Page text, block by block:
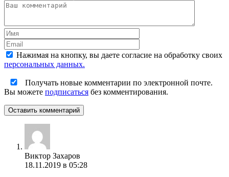
Нажимая на кнопку, вы даете согласие на обработку своих
персональных данных.
Получать новые комментарии по электронной почте.
Вы можете подписаться без комментирования.
Оставить комментарий
Виктор Захаров
18.11.2019 в 05:28